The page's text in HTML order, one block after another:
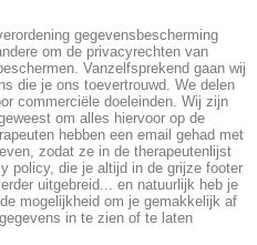
gegevensbescherming
om de privacyrechten van
Vanzelfsprekend gaan wij
die je ons toevertrouwd. We delen
commerciële doeleinden. Wij zijn
om alles hiervoor op de
hebben een email gehad met
zodat ze in de therapeutenlijst
policy, die je altijd in de grijze footer
uitgebreid... en natuurlijk heb je
mogelijkheid om je gemakkelijk af
in te zien of te laten